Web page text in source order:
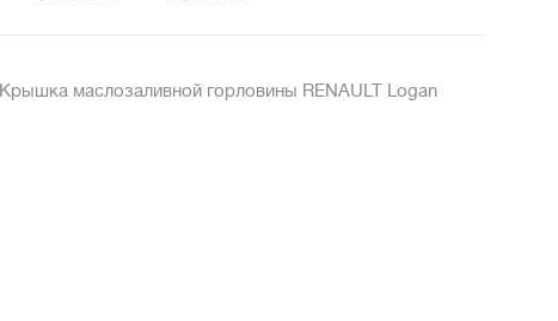
Крышка маслозаливной горловины RENAULT Logan